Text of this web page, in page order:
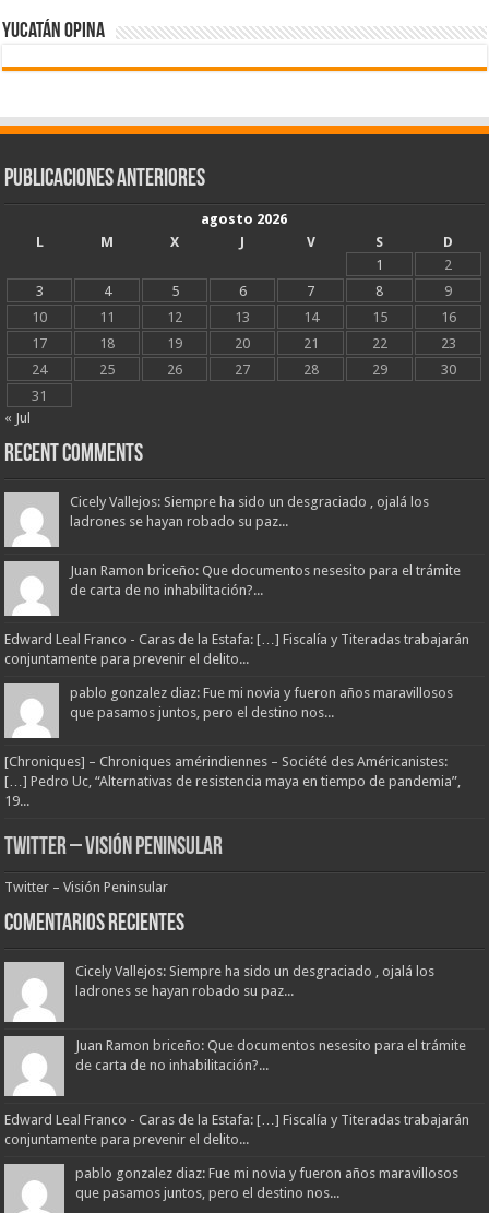
Yucatán Opina
Publicaciones Anteriores
agosto 2026
L
M X J V S
D
1
2
3
4 5 6 7 8
9
10
11 12 13 14 15
16
17
18 19 20 21 22
23
24
25 26 27 28 29
30
31
« Jul
Recent Comments
Cicely Vallejos: Siempre ha sido un desgraciado , ojalá los
ladrones se hayan robado su paz...
Juan Ramon briceño: Que documentos nesesito para el trámite
de carta de no inhabilitación?...
Edward Leal Franco - Caras de la Estafa: […] Fiscalía y Titeradas trabajarán
conjuntamente para prevenir el delito...
pablo gonzalez diaz: Fue mi novia y fueron años maravillosos
que pasamos juntos, pero el destino nos...
[Chroniques] – Chroniques amérindiennes – Société des Américanistes:
[…] Pedro Uc, “Alternativas de resistencia maya en tiempo de pandemia”,
19...
Twitter – Visión Peninsular
Twitter – Visión Peninsular
Comentarios Recientes
Cicely Vallejos: Siempre ha sido un desgraciado , ojalá los
ladrones se hayan robado su paz...
Juan Ramon briceño: Que documentos nesesito para el trámite
de carta de no inhabilitación?...
Edward Leal Franco - Caras de la Estafa: […] Fiscalía y Titeradas trabajarán
conjuntamente para prevenir el delito...
pablo gonzalez diaz: Fue mi novia y fueron años maravillosos
que pasamos juntos, pero el destino nos...